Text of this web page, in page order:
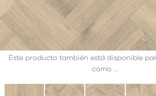
Este producto también está disponible
como ...